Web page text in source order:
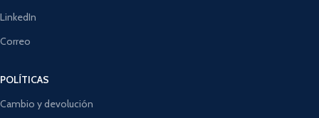
LinkedIn
Correo
POLÍTICAS
Cambio y devolución